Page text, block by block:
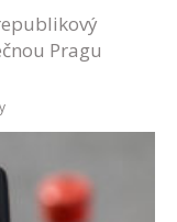
Pragu